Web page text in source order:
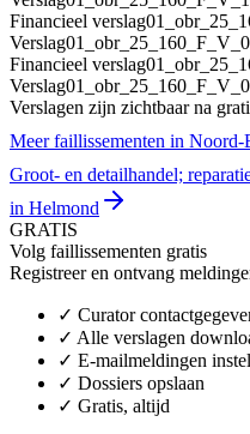
Financieel verslag
Verslag
Financieel verslag
Verslag
Verslagen zijn zichtbaar na
Meer faillissementen in Noord-
Groot- en detailhandel;
in Helmond
GRATIS
Volg faillissementen gratis
Registreer en ontvang
✓ Curator
✓ Alle verslagen
✓ E-mailmeldingen
✓ Dossiers opslaan
✓ Gratis, altijd